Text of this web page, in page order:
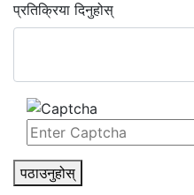
प्रतिक्रिया दिनुहोस्
पठाउनुहोस्